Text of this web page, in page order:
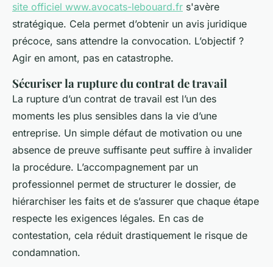
site officiel www.avocats-lebouard.fr s'avère
stratégique. Cela permet d’obtenir un avis juridique
précoce, sans attendre la convocation. L’objectif ?
Agir en amont, pas en catastrophe.
Sécuriser la rupture du contrat de travail
La rupture d’un contrat de travail est l’un des
moments les plus sensibles dans la vie d’une
entreprise. Un simple défaut de motivation ou une
absence de preuve suffisante peut suffire à invalider
la procédure. L’accompagnement par un
professionnel permet de structurer le dossier, de
hiérarchiser les faits et de s’assurer que chaque étape
respecte les exigences légales. En cas de
contestation, cela réduit drastiquement le risque de
condamnation.